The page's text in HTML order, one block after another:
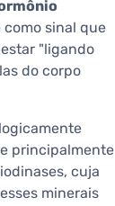
como sinal que
"ligando
do corpo
principalmente
cuja
minerais